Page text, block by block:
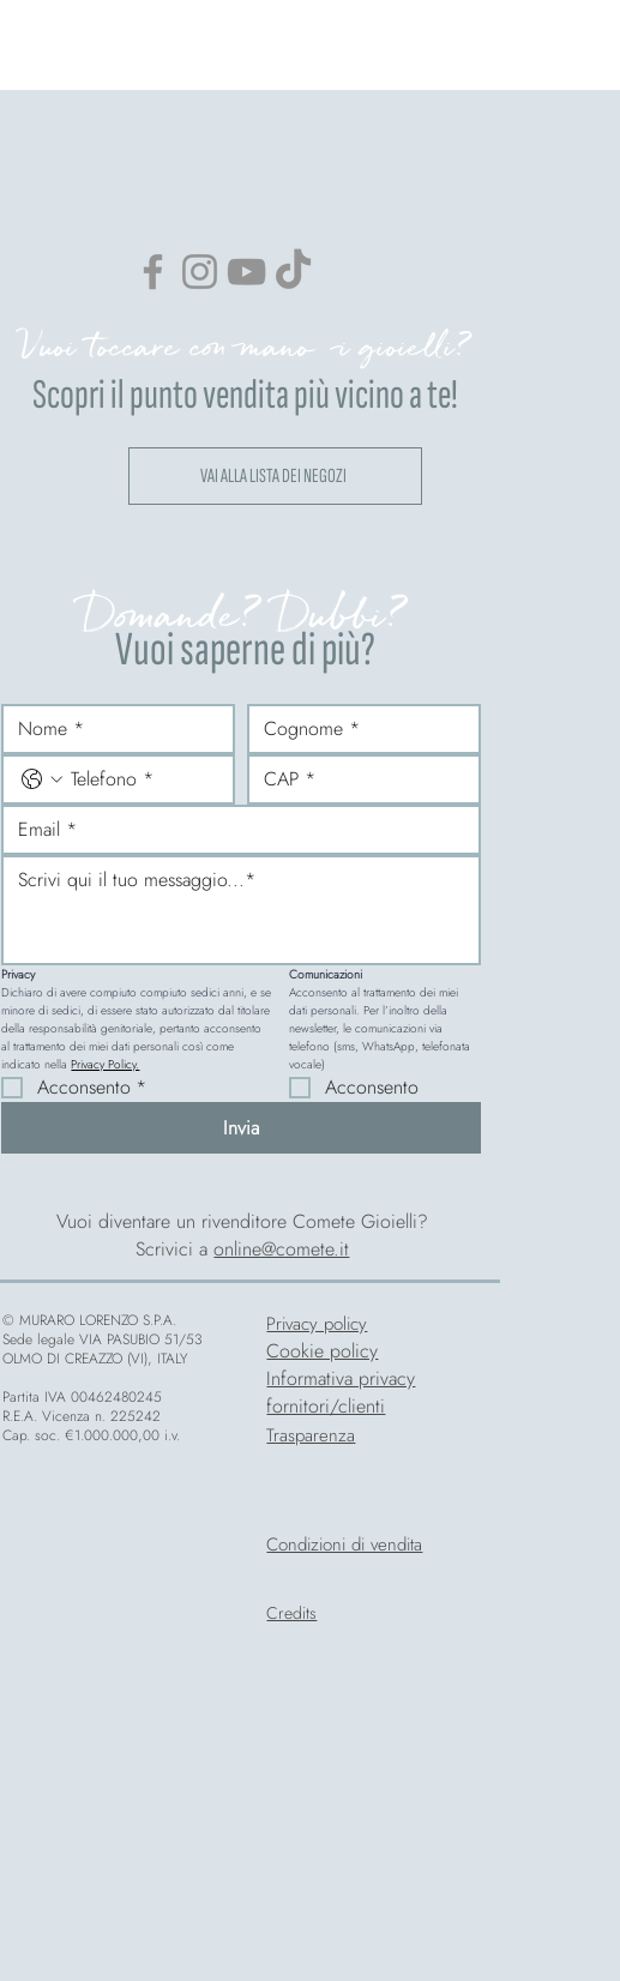
Vuoi toccare con mano i gioielli?
Scopri il punto vendita più vicino a te!
VAI ALLA LISTA DEI NEGOZI
Vuoi saperne di più?
Domande? Dubbi?
Privacy
Dichiaro di avere compiuto compiuto sedici anni, e se
minore di sedici, di essere stato autorizzato dal titolare
della responsabilità genitoriale, pertanto acconsento
al trattamento dei miei dati personali così come
indicato nella Privacy Policy.
Comunicazioni
Acconsento al trattamento dei miei
dati personali. Per l’inoltro della
newsletter, le comunicazioni via
telefono (sms, WhatsApp, telefonata
vocale)
Acconsento *
Acconsento
Invia
Vuoi diventare un rivenditore Comete Gioielli?
Scrivici aonline@comete.it
© MURARO LORENZO S.P.A.
Sede legale VIA PASUBIO 51/53
OLMO DI CREAZZO (VI), ITALY
Partita IVA 00462480245
R.E.A. Vicenza n. 225242
Cap. soc. €1.000.000,00 i.v.
Privacy policy
Cookie policy
Informativa privacy
fornitori/clienti
Trasparenza
Condizioni di vendita
Credits